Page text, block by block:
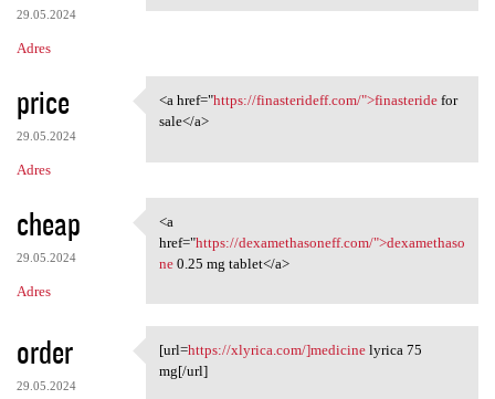
29.05.2024
Adres
price
29.05.2024
Adres
<a href="https:/
<a href="https://finasterideff.com/">finasteridefor
sale</a>
cheap
29.05.2024
Adres
<a href="https:/
<a
href="https://dexamethasoneff.com/">dexamethaso
ne0.25 mg tablet</a>
order
29.05.2024
[url=https://xlyrica.com/
[url=https://xlyrica.com/]medicinelyrica 75
mg[/url]